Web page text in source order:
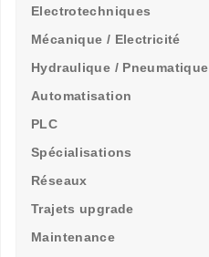
Electrotechniques
Mécanique / Electricité
Hydraulique / Pneumatique
Automatisation
PLC
Spécialisations
Réseaux
Trajets upgrade
Maintenance